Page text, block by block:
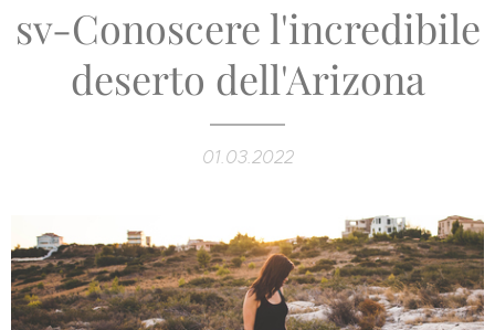
sv-Conoscere l'incredibile
deserto dell'Arizona
01.03.2022